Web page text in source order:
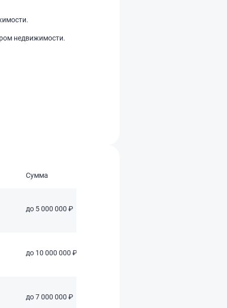
недвижимости.
Сумма
до 5 000 000 ₽
до 10 000 000 ₽
до 7 000 000 ₽